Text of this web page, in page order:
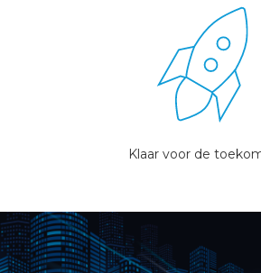
Klaar voor de